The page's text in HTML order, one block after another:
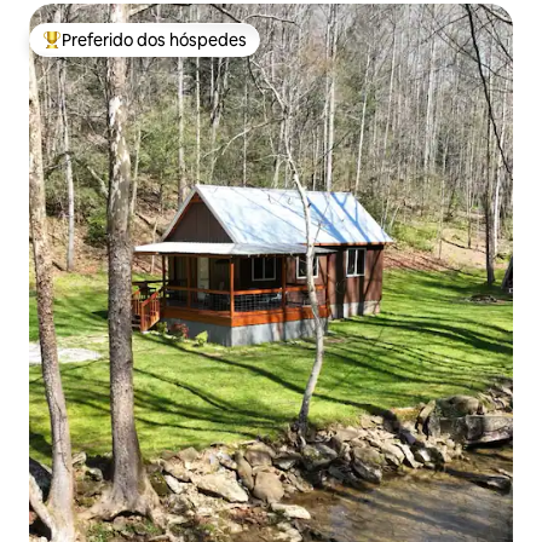
Entre os melhores preferidos dos hóspedes
Preferido dos hóspedes